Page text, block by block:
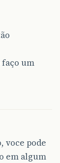
faço um
voce pode
em algum